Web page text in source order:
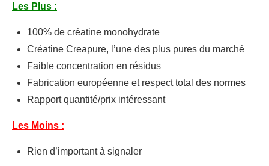
Les Plus :
100% de créatine monohydrate
Créatine Creapure, l’une des plus pures du marché
Faible concentration en résidus
Fabrication européenne et respect total des normes
Rapport quantité/prix intéressant
Les Moins :
Rien d’important à signaler